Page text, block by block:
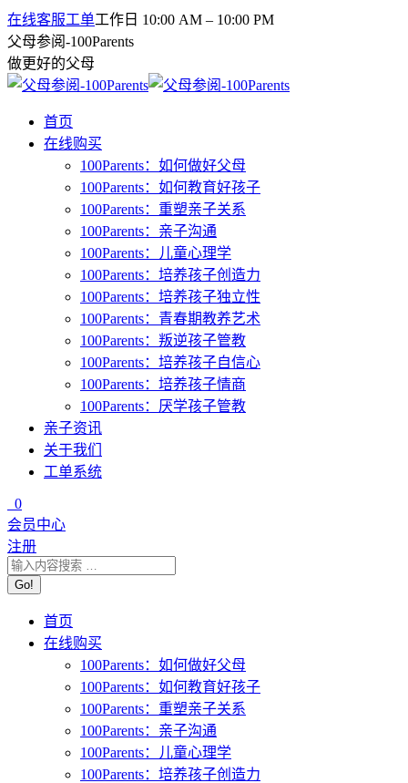
在线客服工单工作日 10:00 AM – 10:00 PM
父母参阅-100Parents
做更好的父母
首页
在线购买
100Parents：如何做好父母
100Parents：如何教育好孩子
100Parents：重塑亲子关系
100Parents：亲子沟通
100Parents：儿童心理学
100Parents：培养孩子创造力
100Parents：培养孩子独立性
100Parents：青春期教养艺术
100Parents：叛逆孩子管教
100Parents：培养孩子自信心
100Parents：培养孩子情商
100Parents：厌学孩子管教
亲子资讯
关于我们
工单系统
0
会员中心
注册
首页
在线购买
100Parents：如何做好父母
100Parents：如何教育好孩子
100Parents：重塑亲子关系
100Parents：亲子沟通
100Parents：儿童心理学
100Parents：培养孩子创造力